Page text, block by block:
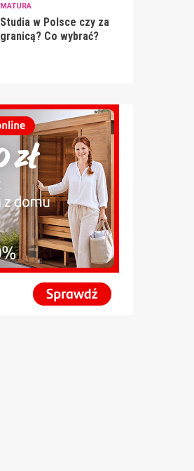
MATURA
Studia w Polsce czy za
granicą? Co wybrać?